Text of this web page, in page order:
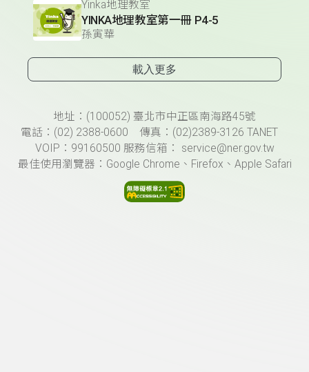
Yinka地理教室
YINKA地理教室第一冊 P4-5
孫寅華
載入更多
頁尾資訊地址：(100052) 臺北市中正區南海路45號
電話：(02) 2388-0600 傳真：(02)2389-3126 TANET
VOIP：99160500 服務信箱： service@ner.gov.tw
最佳使用瀏覽器：Google Chrome、Firefox、Apple Safari